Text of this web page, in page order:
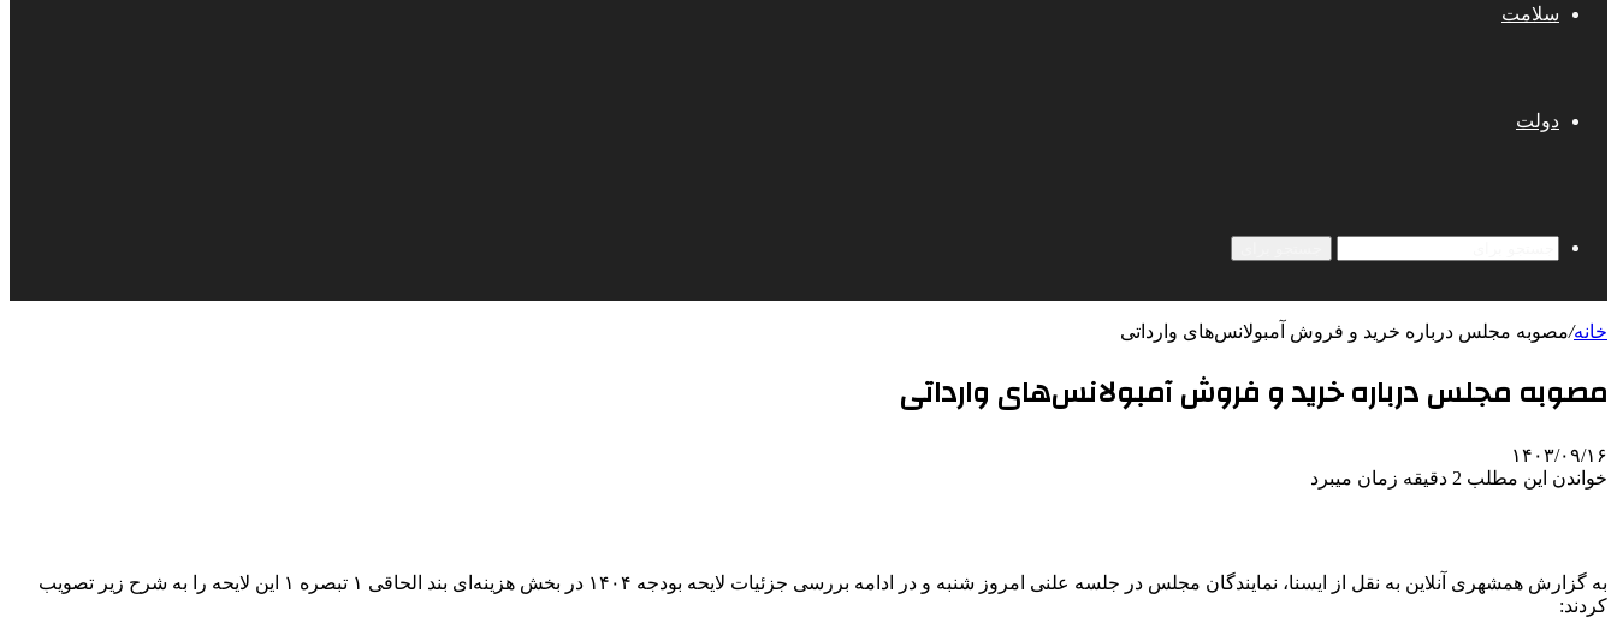
سلامت
دولت
خانه/مصوبه مجلس درباره خرید و فروش آمبولانس‌های وارداتی
مصوبه مجلس درباره خرید و فروش آمبولانس‌های وارداتی
۱۴۰۳/۰۹/۱۶
خواندن این مطلب 2 دقیقه زمان میبرد
به گزارش همشهری آنلاین به نقل از ایسنا، نمایندگان مجلس در جلسه علنی امروز شنبه و در ادامه بررسی جزئیات لایحه بودجه ۱۴۰۴ در بخش هزینه‌ای بند الحاقی ۱ تبصره ۱ این لایحه را به شرح زیر تصویب
کردند: